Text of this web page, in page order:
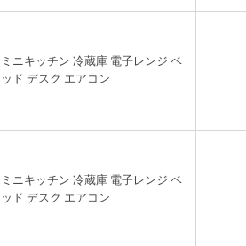
ミニキッチン 冷蔵庫 電子レンジ ベ
ッド デスク エアコン
ミニキッチン 冷蔵庫 電子レンジ ベ
ッド デスク エアコン